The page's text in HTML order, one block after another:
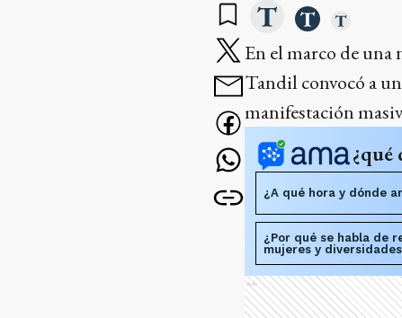
En el marco de una
Tandil convocó a
manifestación
¿qué
¿A qué hora y dónde
¿Por qué se habla de
mujeres y
Ads